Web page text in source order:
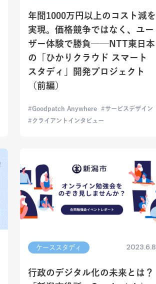
年間1000万円以上のコスト減を
実現。価格競争ではなく、ユー
ザー体験で勝負──NTT東日本
の「ひかりクラウド スマート
スタディ」開発プロジェクト
（前編）
Goodpatch Anywhere
サービスデザイン
クライアントインタビュー
ケーススタディ 2023.6.8
行政のデジタル化の未来とは？